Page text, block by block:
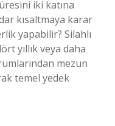
iki katına
kısaltmaya karar
yapabilir? Silahlı
yıllık veya daha
mezun
temel yedek